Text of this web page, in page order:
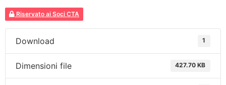
Riservato ai Soci CTA
Download 1
Dimensioni file 427.70 KB